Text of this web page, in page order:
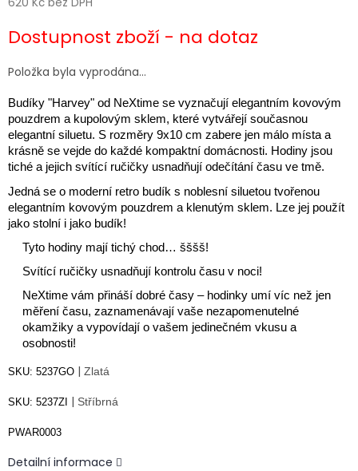
cena:
Dostupnost zboží - na dotaz
Položka byla vyprodána…
Budíky "Harvey" od NeXtime se vyznačují elegantním kovovým
pouzdrem a kupolovým sklem, které vytvářejí současnou
elegantní siluetu. S rozměry 9x10 cm zabere jen málo místa a
krásně se vejde do každé kompaktní domácnosti. Hodiny jsou
tiché a jejich svítící ručičky usnadňují odečítání času ve tmě.
Jedná se o moderní retro budík s noblesní siluetou tvořenou
elegantním kovovým pouzdrem a klenutým sklem. Lze jej použít
jako stolní i jako budík!
Tyto hodiny mají tichý chod… šššš!
Svítící ručičky usnadňují kontrolu času v noci!
NeXtime vám přináší dobré časy – hodinky umí víc než jen
měření času, zaznamenávají vaše nezapomenutelné
okamžiky a vypovídají o vašem jedinečném vkusu a
osobnosti!
SKU: 5237GO | Zlatá
SKU: 5237ZI | Stříbrná
PWAR0003
Detailní informace